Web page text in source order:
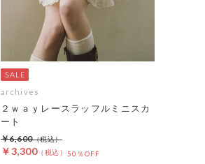
archives
２ｗａｙレースラッフルミニスカ
ート
￥3,300 50％OFF
￥6,600